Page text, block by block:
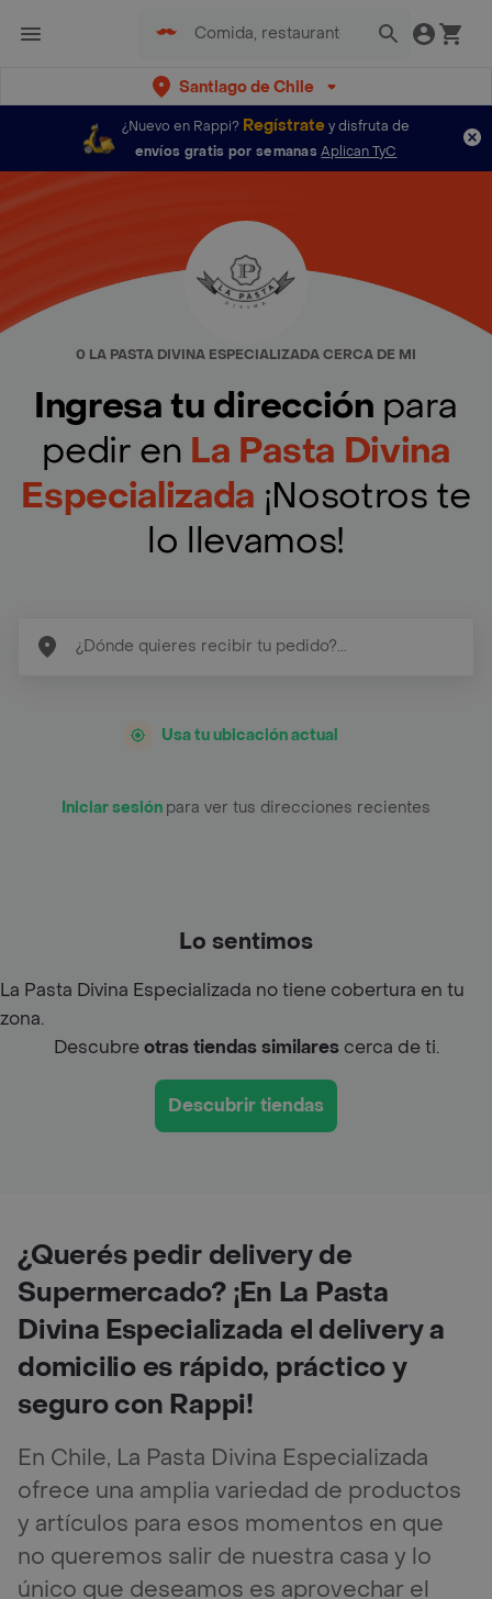
Santiago de Chile
¿Nuevo en Rappi? Regístratey disfruta de
envíos gratis por semanas Aplican TyC
0 LA PASTA DIVINA ESPECIALIZADA CERCA DE MI
Ingresa tu dirección para
pedir en La Pasta Divina
Especializada ¡Nosotros te
lo llevamos!
Usa tu ubicación actual
Iniciar sesión para ver tus direcciones recientes
Lo sentimos
La Pasta Divina Especializada no tiene cobertura en tu
zona.
Descubreotras tiendas similarescerca de ti.
Descubrir tiendas
¿Querés pedir delivery de
Supermercado? ¡En La Pasta
Divina Especializada el delivery a
domicilio es rápido, práctico y
seguro con Rappi!
En Chile, La Pasta Divina Especializada
ofrece una amplia variedad de productos
y artículos para esos momentos en que
no queremos salir de nuestra casa y lo
único que deseamos es aprovechar el